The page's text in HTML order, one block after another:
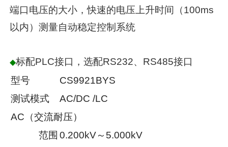
端口电压的大小，快速的电压上升时间（100ms
以内）测量自动稳定控制系统
◆标配PLC接口，选配RS232、RS485接口
型号
CS9921BYS
测试模式
AC/DC /LC
AC（交流耐压）
范围 0.200kV～5.000kV